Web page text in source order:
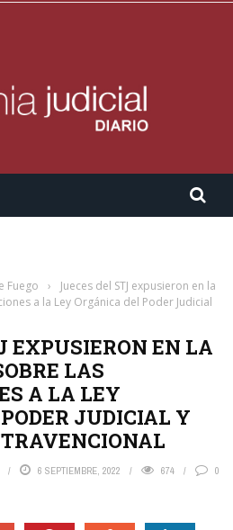
Fuego ›
Jueces del STJ expusieron en la
a la Ley Orgánica del Poder Judicial
EXPUSIERON EN LA
LAS
A LA LEY
JUDICIAL Y
6 SEPTIEMBRE, 2022 674 0